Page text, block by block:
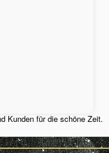
Kunden für die schöne Zeit.